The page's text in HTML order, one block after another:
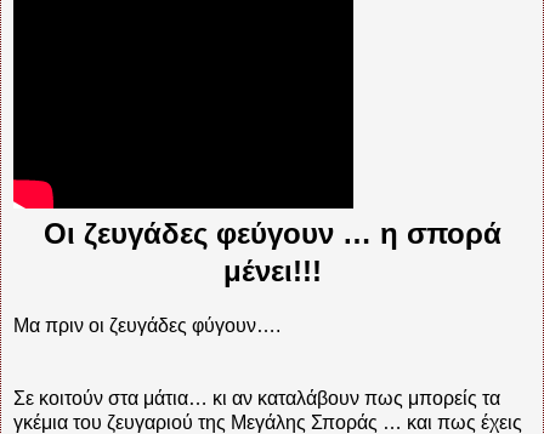
Οι ζευγάδες φεύγουν … η σπορά
μένει!!!
Μα πριν οι ζευγάδες φύγουν….
Σε κοιτούν στα μάτια… κι αν καταλάβουν πως μπορείς τα
γκέμια του ζευγαριού της Μεγάλης Σποράς … και πως έχεις